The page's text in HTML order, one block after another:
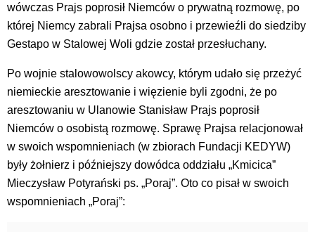
wówczas Prajs poprosił Niemców o prywatną rozmowę, po
której Niemcy zabrali Prajsa osobno i przewieźli do siedziby
Gestapo w Stalowej Woli gdzie został przesłuchany.
Po wojnie stalowowolscy akowcy, którym udało się przeżyć
niemieckie aresztowanie i więzienie byli zgodni, że po
aresztowaniu w Ulanowie Stanisław Prajs poprosił
Niemców o osobistą rozmowę. Sprawę Prajsa relacjonował
w swoich wspomnieniach (w zbiorach Fundacji KEDYW)
były żołnierz i późniejszy dowódca oddziału „Kmicica”
Mieczysław Potyrański ps. „Poraj”. Oto co pisał w swoich
wspomnieniach „Poraj”: